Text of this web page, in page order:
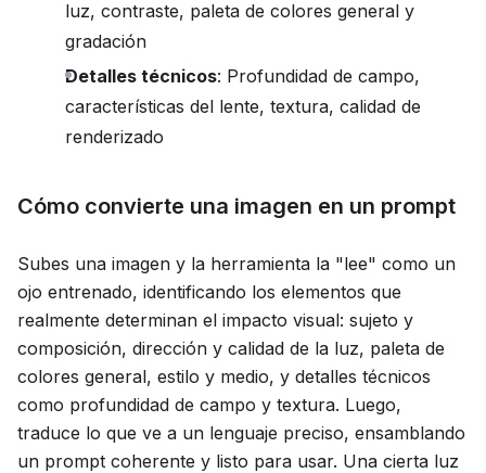
luz, contraste, paleta de colores general y
gradación
Detalles técnicos: Profundidad de campo,
características del lente, textura, calidad de
renderizado
Cómo convierte una imagen en un prompt
Subes una imagen y la herramienta la "lee" como un
ojo entrenado, identificando los elementos que
realmente determinan el impacto visual: sujeto y
composición, dirección y calidad de la luz, paleta de
colores general, estilo y medio, y detalles técnicos
como profundidad de campo y textura. Luego,
traduce lo que ve a un lenguaje preciso, ensamblando
un prompt coherente y listo para usar. Una cierta luz